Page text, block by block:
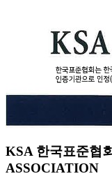
KSA 한국표준협
ASSOCIATION